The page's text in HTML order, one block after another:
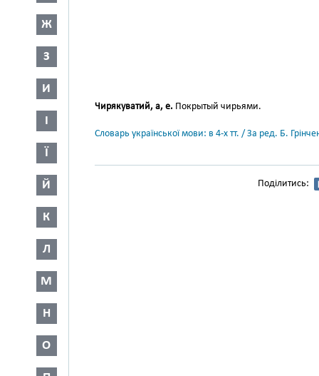
Ж
З
И
І
Ї
Й
К
Л
М
Н
О
Чирякуватий, а, е. Покрытый чирьями.
Словарь української мови: в 4-х тт. / За ред. Б.
Поділитись: